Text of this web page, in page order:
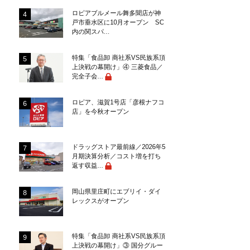
ロピアブルメール舞多聞店が神
戸市垂水区に10月オープン SC
内の関スパ...
特集「食品卸 商社系VS民族系頂
上決戦の幕開け」④ 三菱食品／
完全子会...
ロピア、滋賀1号店「彦根ナフコ
店」を今秋オープン
ドラッグストア最前線／2026年5
月期決算分析／コスト増を打ち
返す収益...
岡山県里庄町にエブリイ・ダイ
レックスがオープン
特集「食品卸 商社系VS民族系頂
上決戦の幕開け」③ 国分グルー